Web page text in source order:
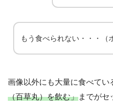
もう食べられない・・・（
画像以外にも大量に食べてい
（百草丸）を飲む」までがセ